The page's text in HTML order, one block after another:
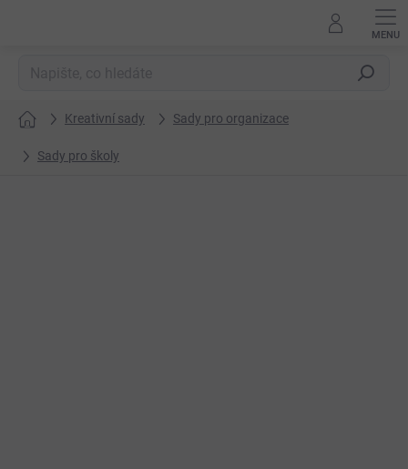
Hledat
Domů Kreativní sady Sady pro organizace
Sady pro školy